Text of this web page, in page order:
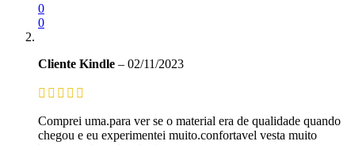
0
0
Cliente Kindle – 02/11/2023
Comprei uma.para ver se o material era de qualidade quando
chegou e eu experimentei muito.confortavel vesta muito